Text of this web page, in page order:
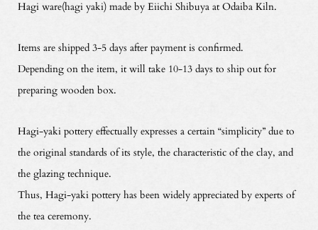
Hagi ware(hagi yaki) made by Eiichi Shibuya at Odaiba Kiln.
Items are shipped 3-5 days after payment is confirmed.
Depending on the item, it will take 10-13 days to ship out for
preparing wooden box.
Hagi-yaki pottery effectually expresses a certain “simplicity” due to
the original standards of its style, the characteristic of the clay, and
the glazing technique.
Thus, Hagi-yaki pottery has been widely appreciated by experts of
the tea ceremony.